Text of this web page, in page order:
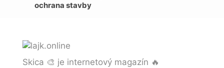
ochrana stavby
Skica 🎨 je internetový magazín 🔥